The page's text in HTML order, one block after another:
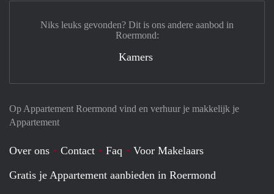
Op Appartement Roermond vind en verhuur je makkelijk je
Appartement
Over ons Contact Faq
Voor Makelaars
Gratis je Appartement aanbieden in Roermond
Niks leuks gevonden? Dit is ons andere aanbod in
Roermond:
Kamers